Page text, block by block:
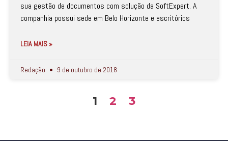
sua gestão de documentos com solução da SoftExpert. A
companhia possui sede em Belo Horizonte e escritórios
LEIA MAIS »
Redação 9 de outubro de 2018
1 2 3